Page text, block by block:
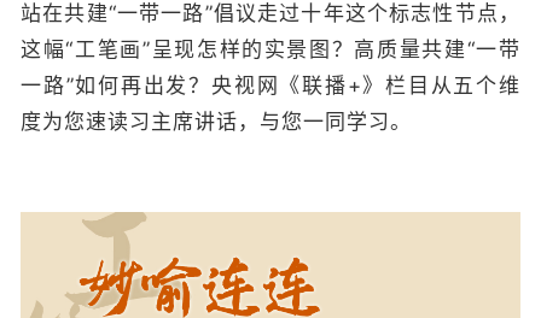
站在共建“一带一路”倡议走过十年这个标志性节点，
这幅“工笔画”呈现怎样的实景图？高质量共建“一带
一路”如何再出发？央视网《联播+》栏目从五个维
度为您速读习主席讲话，与您一同学习。